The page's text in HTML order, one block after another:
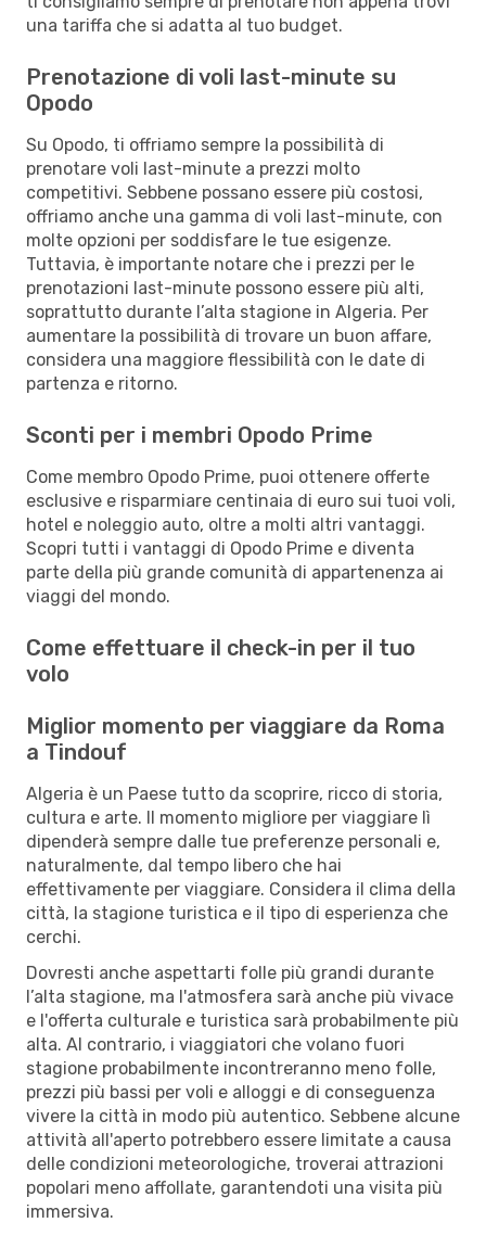
una tariffa che si adatta al tuo budget.
Prenotazione di voli last-minute su
Opodo
Su Opodo, ti offriamo sempre la possibilità di
prenotare voli last-minute a prezzi molto
competitivi. Sebbene possano essere più costosi,
offriamo anche una gamma di voli last-minute, con
molte opzioni per soddisfare le tue esigenze.
Tuttavia, è importante notare che i prezzi per le
prenotazioni last-minute possono essere più alti,
soprattutto durante l’alta stagione in Algeria. Per
aumentare la possibilità di trovare un buon affare,
considera una maggiore flessibilità con le date di
partenza e ritorno.
Sconti per i membri Opodo Prime
Come membro Opodo Prime, puoi ottenere offerte
esclusive e risparmiare centinaia di euro sui tuoi voli,
hotel e noleggio auto, oltre a molti altri vantaggi.
Scopri tutti i vantaggi di Opodo Prime e diventa
parte della più grande comunità di appartenenza ai
viaggi del mondo.
Come effettuare il check-in per il tuo
volo
Miglior momento per viaggiare da Roma
a Tindouf
Algeria è un Paese tutto da scoprire, ricco di storia,
cultura e arte. Il momento migliore per viaggiare lì
dipenderà sempre dalle tue preferenze personali e,
naturalmente, dal tempo libero che hai
effettivamente per viaggiare. Considera il clima della
città, la stagione turistica e il tipo di esperienza che
cerchi.
Dovresti anche aspettarti folle più grandi durante
l’alta stagione, ma l'atmosfera sarà anche più vivace
e l'offerta culturale e turistica sarà probabilmente più
alta. Al contrario, i viaggiatori che volano fuori
stagione probabilmente incontreranno meno folle,
prezzi più bassi per voli e alloggi e di conseguenza
vivere la città in modo più autentico. Sebbene alcune
attività all'aperto potrebbero essere limitate a causa
delle condizioni meteorologiche, troverai attrazioni
popolari meno affollate, garantendoti una visita più
immersiva.